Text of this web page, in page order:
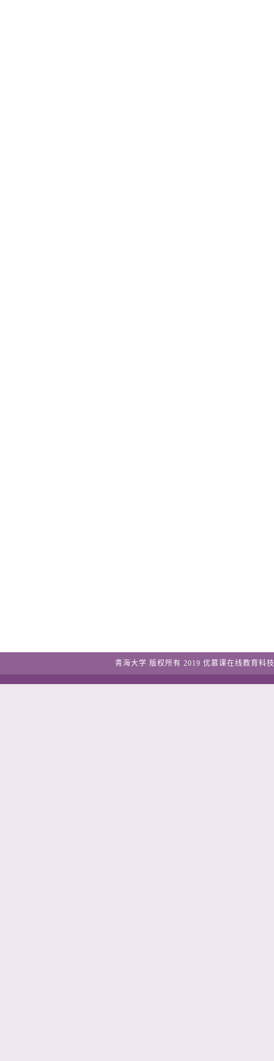
青海大学 版权所有2019 优慕课在线教育科